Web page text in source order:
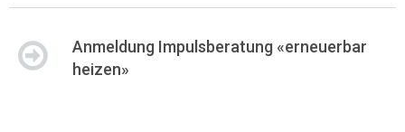
Anmeldung Impulsberatung «erneuerbar
heizen»